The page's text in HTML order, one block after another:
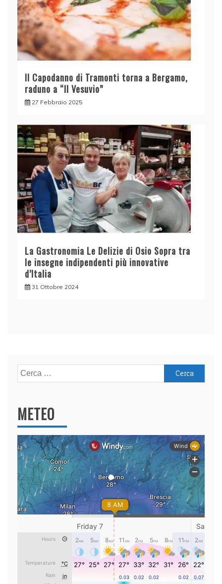
Il Capodanno di Tramonti torna a Bergamo,
raduno a “Il Vesuvio”
27 Febbraio 2025
La Gastronomia Le Delizie di Osio Sopra tra
le insegne indipendenti più innovative
d’Italia
31 Ottobre 2024
Ricerca
per:
METEO